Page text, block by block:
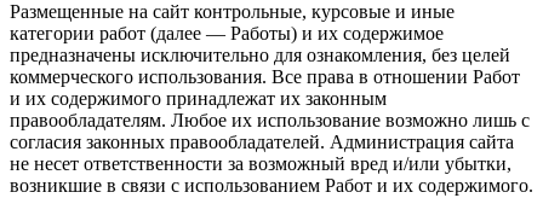
Размещенные на сайт контрольные, курсовые и иные
категории работ (далее — Работы) и их содержимое
предназначены исключительно для ознакомления, без целей
коммерческого использования. Все права в отношении Работ
и их содержимого принадлежат их законным
правообладателям. Любое их использование возможно лишь с
согласия законных правообладателей. Администрация сайта
не несет ответственности за возможный вред и/или убытки,
возникшие в связи с использованием Работ и их содержимого.